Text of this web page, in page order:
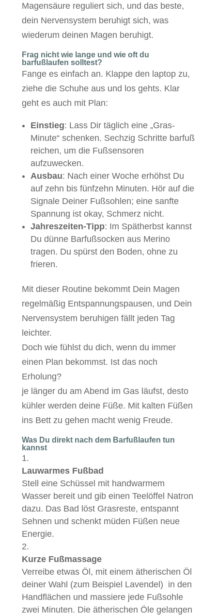
Magensäure reguliert sich, und das beste,
dein Nervensystem beruhigt sich, was
wiederum deinen Magen beruhigt.
Frag nicht wie lange und wie oft du
barfußlaufen solltest?
Fange es einfach an. Klappe den laptop zu,
ziehe die Schuhe aus und los gehts. Klar
geht es auch mit Plan:
Einstieg: Lass Dir täglich eine „Gras-
Minute“ schenken. Sechzig Schritte barfuß
reichen, um die Fußsensoren
aufzuwecken.
Ausbau: Nach einer Woche erhöhst Du
auf zehn bis fünfzehn Minuten. Hör auf die
Signale Deiner Fußsohlen; eine sanfte
Spannung ist okay, Schmerz nicht.
Jahreszeiten-Tipp: Im Spätherbst kannst
Du dünne Barfußsocken aus Merino
tragen. Du spürst den Boden, ohne zu
frieren.
Mit dieser Routine bekommt Dein Magen
regelmäßig Entspannungspausen, und Dein
Nervensystem beruhigen fällt jeden Tag
leichter.
Doch wie fühlst du dich, wenn du immer
einen Plan bekommst. Ist das noch
Erholung?
je länger du am Abend im Gas läufst, desto
kühler werden deine Füße. Mit kalten Füßen
ins Bett zu gehen macht wenig Freude.
Was Du direkt nach dem Barfußlaufen tun
kannst
Lauwarmes Fußbad
Stell eine Schüssel mit handwarmem
Wasser bereit und gib einen Teelöffel Natron
dazu. Das Bad löst Grasreste, entspannt
Sehnen und schenkt müden Füßen neue
Energie.
Kurze Fußmassage
Verreibe etwas Öl, mit einem ätherischen Öl
deiner Wahl (zum Beispiel Lavendel) in den
Handflächen und massiere jede Fußsohle
zwei Minuten. Die ätherischen Öle gelangen